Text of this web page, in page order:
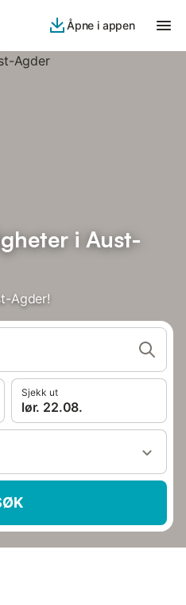
Åpne i appen
i Aust-
Agder!
Sjekk ut
lør. 22.08.